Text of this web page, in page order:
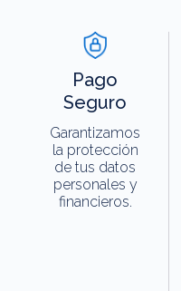
Pago
Seguro
Garantizamos
la protección
de tus datos
personales y
financieros.